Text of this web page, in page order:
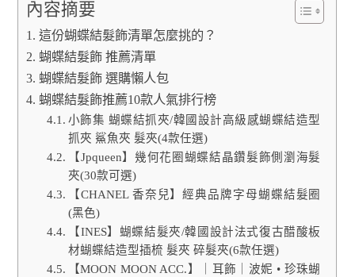
內容摘要
這份蝴蝶結髮飾清單怎麼挑的？
蝴蝶結髮飾 推薦清單
蝴蝶結髮飾 選購懶人包
蝴蝶結髮飾推薦10款人氣排行榜
小飾集 蝴蝶結抓夾/韓國設計高級感蝴蝶結造型
抓夾 鯊魚夾 髮夾(4款任選)
【Jpqueen】幾何花圈蝴蝶結晶鑽髮飾側瀏海髮
夾(30款可選)
【CHANEL 香奈兒】經典品牌字母蝴蝶結髮圈
(黑色)
【INES】蝴蝶結髮夾/韓國設計法式復古醋酸板
材蝴蝶結造型插梳 髮夾 碎髮夾(6款任選)
【MOON MOON ACC.】｜耳飾｜波妮 • 珍珠蝴